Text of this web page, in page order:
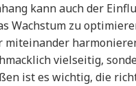
kann auch der
Wachstum zu
vielseitig,
ist es wichtig, die